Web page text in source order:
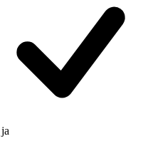
ja